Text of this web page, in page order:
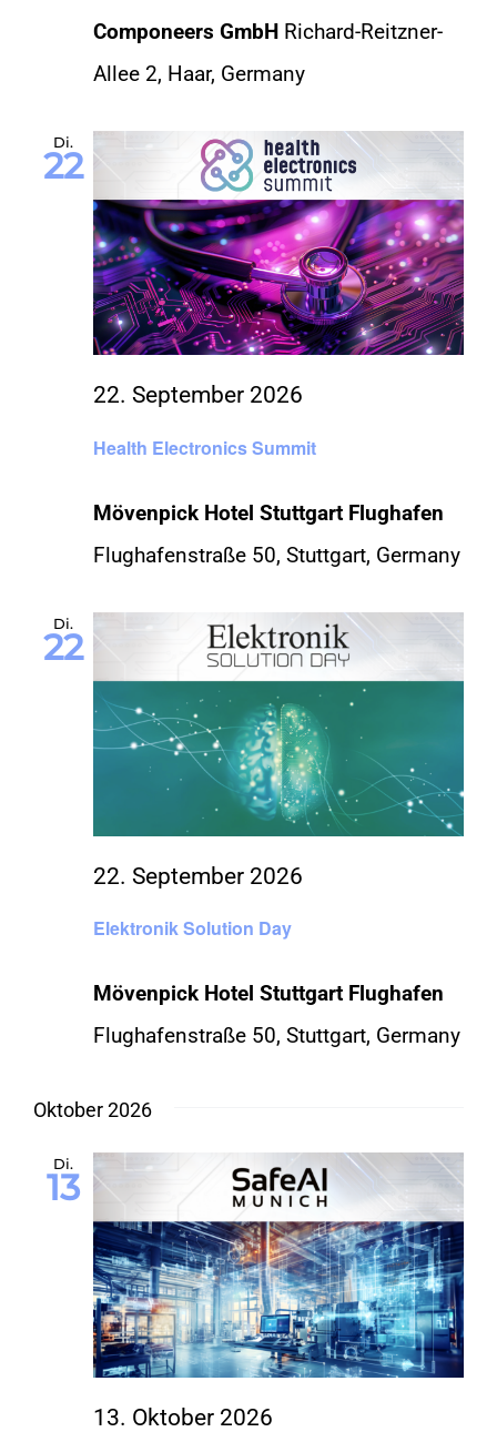
Componeers GmbH Richard-Reitzner-
Allee 2, Haar, Germany
Di.
22
Health Electronics Summit
22. September 2026
Mövenpick Hotel Stuttgart Flughafen
Flughafenstraße 50, Stuttgart, Germany
Di.
22
Elektronik Solution Day
22. September 2026
Mövenpick Hotel Stuttgart Flughafen
Flughafenstraße 50, Stuttgart, Germany
Oktober 2026
Di.
13
13. Oktober 2026